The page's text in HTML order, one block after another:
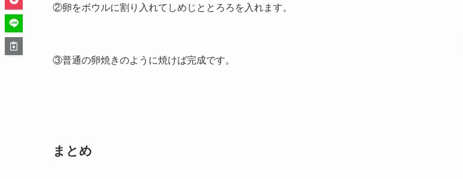
②卵をボウルに割り入れてしめじととろろを入れます。
③普通の卵焼きのように焼けば完成です。
まとめ